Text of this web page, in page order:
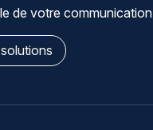
de votre communication